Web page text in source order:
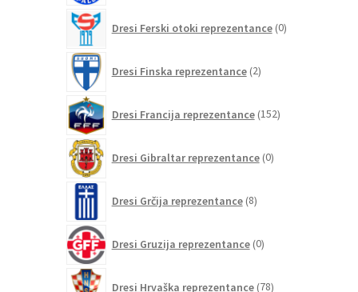
Dresi Ferski otoki reprezentance 0izdelkov
Dresi Finska reprezentance 2izdelka
Dresi Francija reprezentance 152izdelkov
Dresi Gibraltar reprezentance 0izdelkov
Dresi Grčija reprezentance 8izdelkov
Dresi Gruzija reprezentance 0izdelkov
Dresi Hrvaška reprezentance 78